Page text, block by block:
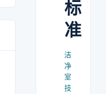
标
准
洁
净
室
技